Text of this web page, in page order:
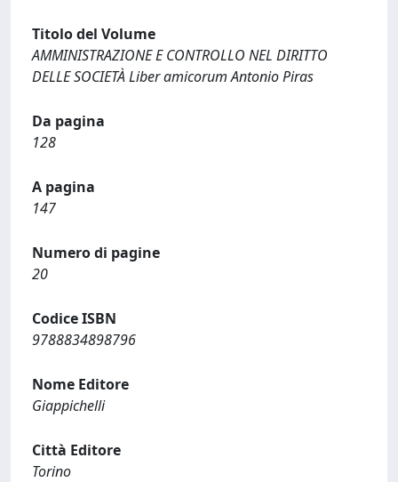
Titolo del Volume
AMMINISTRAZIONE E CONTROLLO NEL DIRITTO
DELLE SOCIETÀ Liber amicorum Antonio Piras
Da pagina
128
A pagina
147
Numero di pagine
20
Codice ISBN
9788834898796
Nome Editore
Giappichelli
Città Editore
Torino